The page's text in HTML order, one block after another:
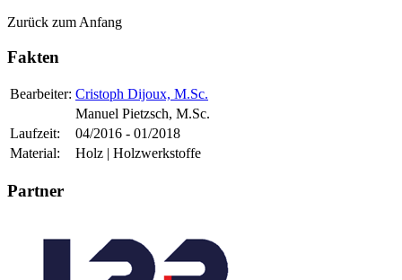
Zurück zum Anfang
Fakten
Bearbeiter: Cristoph Dijoux, M.Sc.
Manuel Pietzsch, M.Sc.
Laufzeit:
04/2016 - 01/2018
Material:
Holz | Holzwerkstoffe
Partner